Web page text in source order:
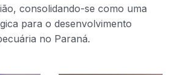
consolidando-se como uma
para o desenvolvimento
no Paraná.